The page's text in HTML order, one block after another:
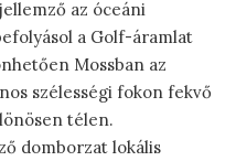
az óceáni
a Golf-áramlat
Mossban az
szélességi fokon fekvő
télen.
domborzat lokális